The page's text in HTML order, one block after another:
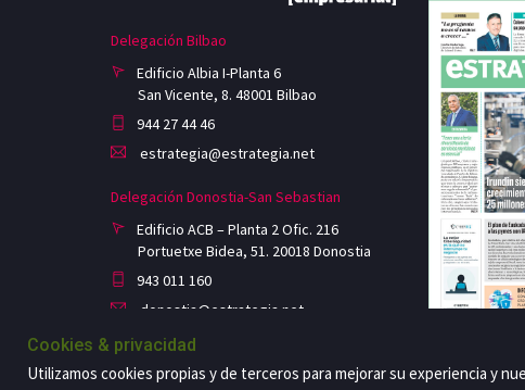
Delegación Bilbao
Edificio Albia I-Planta 6
San Vicente, 8. 48001 Bilbao
944 27 44 46
estrategia@estrategia.net
Delegación Donostia-San Sebastian
Edificio ACB – Planta 2 Ofic. 216
Portuetxe Bidea, 51. 20018 Donostia
943 011 160
donostia@estrategia.net
Cookies & privacidad
Utilizamos cookies propias y de terceros para mejorar su experiencia y